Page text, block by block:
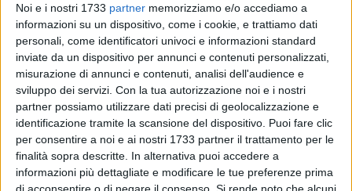
Noi e i nostri 1733 partner memorizziamo e/o accediamo a
informazioni su un dispositivo, come i cookie, e trattiamo dati
personali, come identificatori univoci e informazioni standard
inviate da un dispositivo per annunci e contenuti personalizzati,
misurazione di annunci e contenuti, analisi dell'audience e
sviluppo dei servizi. Con la tua autorizzazione noi e i nostri
partner possiamo utilizzare dati precisi di geolocalizzazione e
identificazione tramite la scansione del dispositivo. Puoi fare clic
per consentire a noi e ai nostri 1733 partner il trattamento per le
finalità sopra descritte. In alternativa puoi accedere a
informazioni più dettagliate e modificare le tue preferenze prima
di acconsentire o di negare il consenso. Si rende noto che alcuni
L'importo totale a base d'asta ammonta quindi a
10.200.007,10.
"Entriamo nel vivo delle fasi propedeutiche alla realizzazione
dell'immobile – dice Alessandro Delle Donne, Direttore
Generale Asl Bt – stiamo rispettando la tabella di marcia e
realizzando tutti i passaggi necessari per avere nel nostro
territorio un nuovo grande e moderno ospedale. La delibera
n.2347 di indicazione del bando è del 20 dicembre 2019.
Abbiamo provveduto subito alla pubblicazione di tutti gli atti